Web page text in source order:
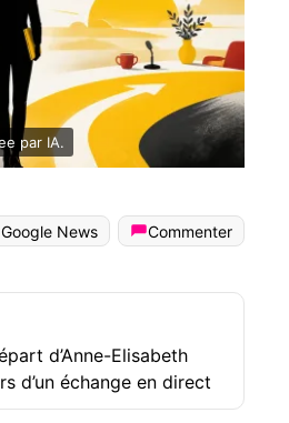
par IA.
Google News
Commenter
d’Anne-Elisabeth
d’un échange en direct